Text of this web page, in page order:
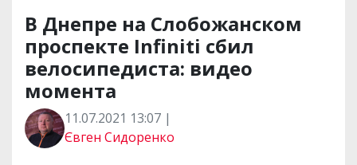
В Днепре на Слобожанском
проспекте Infiniti сбил
велосипедиста: видео
момента
11.07.2021 13:07 |
Євген Сидоренко